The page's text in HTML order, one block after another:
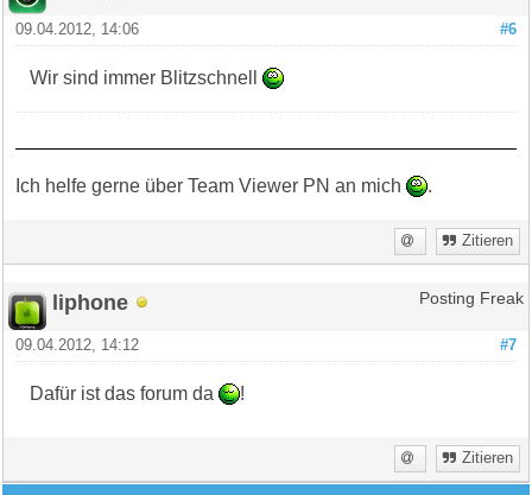
#6
09.04.2012, 14:06
Wir sind immer Blitzschnell
Ich helfe gerne über Team Viewer PN an mich .
Zitieren
liphone Posting Freak
#7
09.04.2012, 14:12
Dafür ist das forum da !
Zitieren